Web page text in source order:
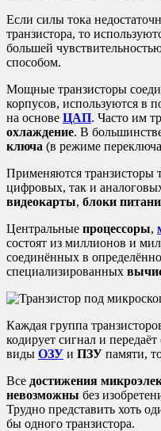
Если силы тока
транзистора, то
большей
способом.
Мощные транзисторы
корпусов, используются в
на основе ЦАП. Часто им
охлаждение. В
ключа (в режиме
Применяются транзисторы
цифровых, так и
видеокарты, блоки
Центральные процессоры,
состоят из миллионов и
соединённых в
специализированных
Каждая группа
кодирует сигнал и
виды ОЗУ и ПЗУ памяти,
Все достижения
невозможны без
Трудно представить хоть
бы одного транзистора.